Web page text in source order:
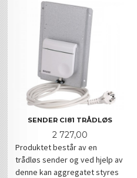
SENDER CI81 TRÅDLØS
Pris
2 727,00
Produktet består av en
trådløs sender og ved hjelp av
denne kan aggregatet styres